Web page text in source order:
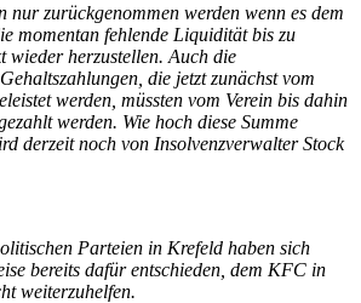
nur zurückgenommen werden wenn es dem
momentan fehlende Liquidität bis zu
wieder herzustellen. Auch die
die jetzt zunächst vom
werden, müssten vom Verein bis dahin
werden. Wie hoch diese Summe
derzeit noch von Insolvenzverwalter Stock
Parteien in Krefeld haben sich
bereits dafür entschieden, dem KFC in
weiterzuhelfen.